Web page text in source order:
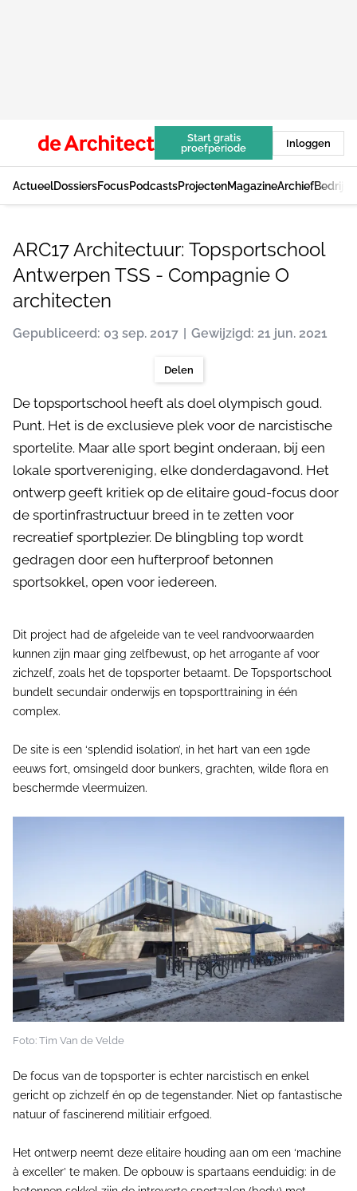
Start gratis
proefperiode
Inloggen
ActueelDossiersFocusPodcastsProjectenMagazineArchief
ARC17 Architectuur: Topsportschool
Antwerpen TSS - Compagnie O
architecten
Gepubliceerd: 03 sep. 2017 Gewijzigd: 21 jun. 2021
Delen
De topsportschool heeft als doel olympisch goud.
Punt. Het is de exclusieve plek voor de narcistische
sportelite. Maar alle sport begint onderaan, bij een
lokale sportvereniging, elke donderdagavond. Het
ontwerp geeft kritiek op de elitaire goud-focus door
de sportinfrastructuur breed in te zetten voor
recreatief sportplezier. De blingbling top wordt
gedragen door een hufterproof betonnen
sportsokkel, open voor iedereen.
Dit project had de afgeleide van te veel randvoorwaarden
kunnen zijn maar ging zelfbewust, op het arrogante af voor
zichzelf, zoals het de topsporter betaamt. De Topsportschool
bundelt secundair onderwijs en topsporttraining in één
complex.
De site is een ‘splendid isolation’, in het hart van een 19de
eeuws fort, omsingeld door bunkers, grachten, wilde flora en
beschermde vleermuizen.
Foto: Tim Van de Velde
De focus van de topsporter is echter narcistisch en enkel
gericht op zichzelf én op de tegenstander. Niet op fantastische
natuur of fascinerend militiair erfgoed.
Het ontwerp neemt deze elitaire houding aan om een ‘machine
à exceller’ te maken. De opbouw is spartaans eenduidig: in de